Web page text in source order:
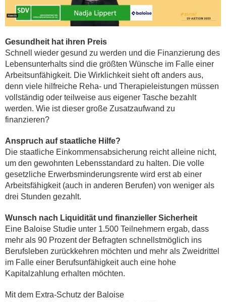
Gesundheit hat ihren Preis
Schnell wieder gesund zu werden und die Finanzierung des
Lebensunterhalts sind die größten Wünsche im Falle einer
Arbeitsunfähigkeit. Die Wirklichkeit sieht oft anders aus,
denn viele hilfreiche Reha- und Therapieleistungen müssen
vollständig oder teilweise aus eigener Tasche bezahlt
werden. Wie ist dieser große Zusatzaufwand zu
finanzieren?
Anspruch auf staatliche Hilfe?
Die staatliche Einkommensabsicherung reicht alleine nicht,
um den gewohnten Lebensstandard zu halten. Die volle
gesetzliche Erwerbsminderungsrente wird erst ab einer
Arbeitsfähigkeit (auch in anderen Berufen) von weniger als
drei Stunden gezahlt.
Wunsch nach Liquidität und finanzieller Sicherheit
Eine Baloise Studie unter 1.500 Teilnehmern ergab, dass
mehr als 90 Prozent der Befragten schnellstmöglich ins
Berufsleben zurückkehren möchten und mehr als Zweidrittel
im Falle einer Berufsunfähigkeit auch eine hohe
Kapitalzahlung erhalten möchten.
Mit dem Extra-Schutz der Baloise